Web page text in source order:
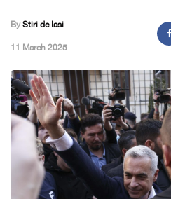
By Stiri de Iasi
,11 March 2025